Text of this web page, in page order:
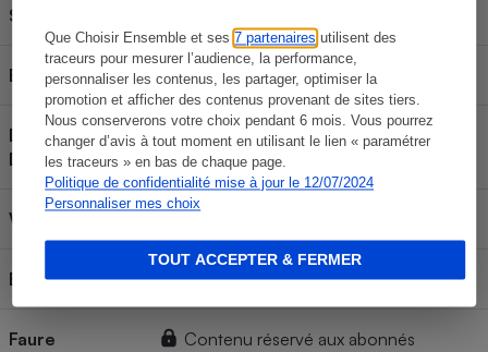
Que Choisir Ensemble et ses7 partenaires utilisent des
traceurs pour mesurer l’audience, la performance,
personnaliser les contenus, les partager, optimiser la
promotion et afficher des contenus provenant de sites tiers.
Nous conserverons votre choix pendant 6 mois. Vous pourrez
changer d’avis à tout moment en utilisant le lien « paramétrer
les traceurs » en bas de chaque page.
Politique de confidentialité mise à jour le 12/07/2024
Personnaliser mes choix
TOUT ACCEPTER & FERMER
Sauter
Electrolux Contenu réservé aux abonnés
De
Dietrich
Contenu réservé aux abonnés
Whirlpool
Brandt Contenu réservé aux abonnés
Faure Contenu réservé aux abonnés